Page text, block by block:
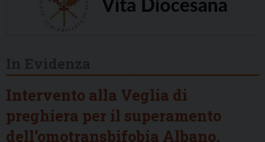
Intervento alla Veglia di
preghiera per il superamento
dell’omotransbifobia Albano,